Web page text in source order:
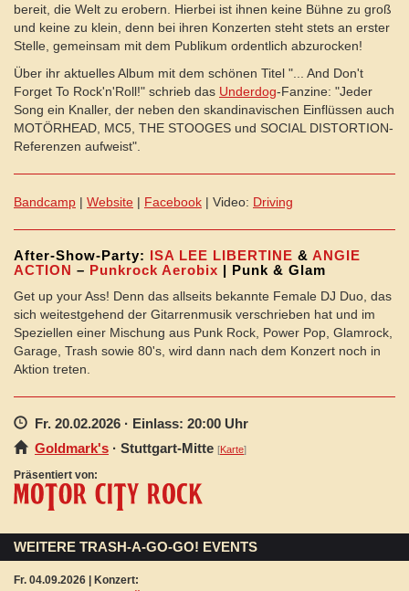
bereit, die Welt zu erobern. Hierbei ist ihnen keine Bühne zu groß
und keine zu klein, denn bei ihren Konzerten steht stets an erster
Stelle, gemeinsam mit dem Publikum ordentlich abzurocken!
Über ihr aktuelles Album mit dem schönen Titel "... And Don't
Forget To Rock'n'Roll!" schrieb das Underdog-Fanzine: "Jeder
Song ein Knaller, der neben den skandinavischen Einflüssen auch
MOTÖRHEAD, MC5, THE STOOGES und SOCIAL DISTORTION-
Referenzen aufweist".
Bandcamp | Website | Facebook | Video: Driving
After-Show-Party: ISA LEE LIBERTINE & ANGIE
ACTION – Punkrock Aerobix | Punk & Glam
Get up your Ass! Denn das allseits bekannte Female DJ Duo, das
sich weitestgehend der Gitarrenmusik verschrieben hat und im
Speziellen einer Mischung aus Punk Rock, Power Pop, Glamrock,
Garage, Trash sowie 80's, wird dann nach dem Konzert noch in
Aktion treten.
Fr. 20.02.2026 · Einlass: 20:00 Uhr
Goldmark's · Stuttgart-Mitte [Karte]
Präsentiert von:
WEITERE TRASH-A-GO-GO! EVENTS
Fr. 04.09.2026 | Konzert: